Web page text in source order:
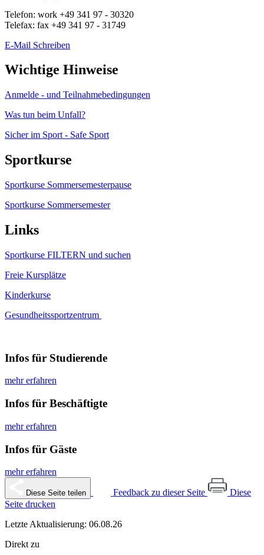
Telefon: work +49 341 97 - 30320
Telefax: fax +49 341 97 - 31749
E-Mail Schreiben
Wichtige Hinweise
Anmelde - und Teilnahmebedingungen
Was tun beim Unfall?
Sicher im Sport - Safe Sport
Sportkurse
Sportkurse Sommersemesterpause
Sportkurse Sommersemester
Links
Sportkurse FILTERN und suchen
Freie Kursplätze
Kinderkurse
Gesundheitssportzentrum
Infos für Studierende
mehr erfahren
Infos für Beschäftigte
mehr erfahren
Infos für Gäste
mehr erfahren
Diese Seite teilen Feedback zu dieser Seite
Diese
Seite drucken
Letzte Aktualisierung: 06.08.26
Direkt zu